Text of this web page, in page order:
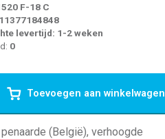
F-18 C
levertijd: 1-2 weken
0
Toevoegen aan winkelwagen
(België), verhoogde